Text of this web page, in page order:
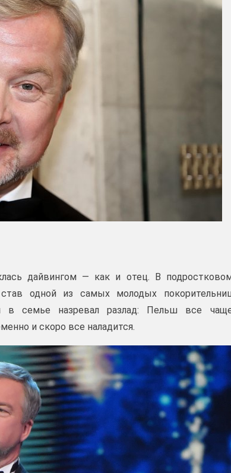
дайвингом — как и отец. В
одной из самых молодых
в семье назревал разлад: Пельш все
и скоро все наладится.